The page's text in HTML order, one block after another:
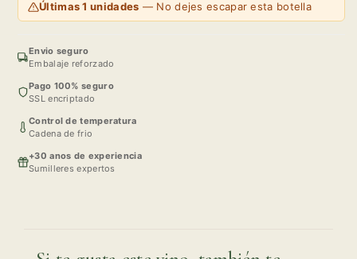
Últimas 1 unidades — No dejes escapar esta botella
Envio seguro
Embalaje reforzado
Pago 100% seguro
SSL encriptado
Control de temperatura
Cadena de frio
+30 anos de experiencia
Sumilleres expertos